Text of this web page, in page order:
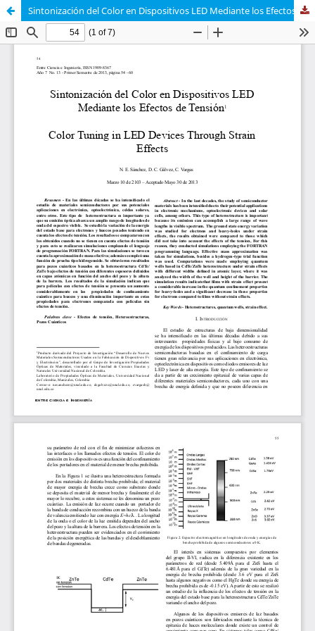
Sintonización del Color en Dispositivos LED Mediante los Efectos de Tensión